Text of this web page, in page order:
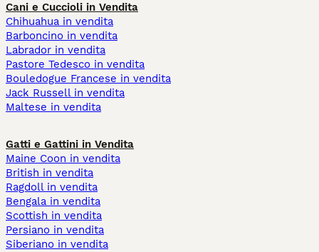
Cani e Cuccioli in Vendita
Chihuahua in vendita
Barboncino in vendita
Labrador in vendita
Pastore Tedesco in vendita
Bouledogue Francese in vendita
Jack Russell in vendita
Maltese in vendita
Gatti e Gattini in Vendita
Maine Coon in vendita
British in vendita
Ragdoll in vendita
Bengala in vendita
Scottish in vendita
Persiano in vendita
Siberiano in vendita